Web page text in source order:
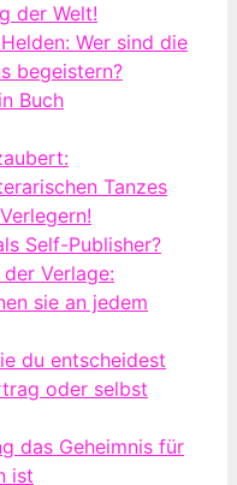
der Welt!
Wer sind die
begeistern?
Buch
Tanzes
Self-Publisher?
Verlage:
sie an jedem
du entscheidest
oder selbst
das Geheimnis für
ist